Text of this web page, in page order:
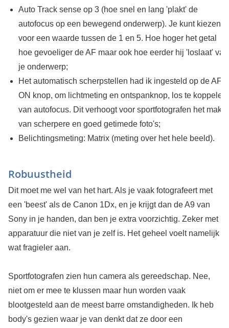
Auto Track sense op 3 (hoe snel en lang 'plakt' de
autofocus op een bewegend onderwerp). Je kunt kiezen
voor een waarde tussen de 1 en 5. Hoe hoger het getal
hoe gevoeliger de AF maar ook hoe eerder hij 'loslaat' van
je onderwerp;
Het automatisch scherpstellen had ik ingesteld op de AF-
ON knop, om lichtmeting en ontspanknop, los te koppelen
van autofocus. Dit verhoogt voor sportfotografen het
van scherpere en goed getimede foto's;
Belichtingsmeting: Matrix (meting over het hele beeld).
Robuustheid
Dit moet me wel van het hart. Als je vaak fotografeert met
een 'beest' als de Canon 1Dx, en je krijgt dan de A9 van
Sony in je handen, dan ben je extra voorzichtig. Zeker met
apparatuur die niet van je zelf is. Het geheel voelt namelijk
wat fragieler aan.
Sportfotografen zien hun camera als gereedschap. Nee,
niet om er mee te klussen maar hun worden vaak
blootgesteld aan de meest barre omstandigheden. Ik heb
body's gezien waar je van denkt dat ze door een